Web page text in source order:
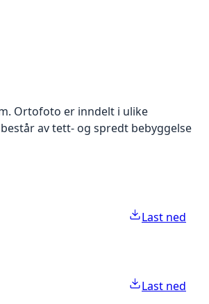
Ortofoto er inndelt i ulike
av tett- og spredt bebyggelse
Last ned
Last ned